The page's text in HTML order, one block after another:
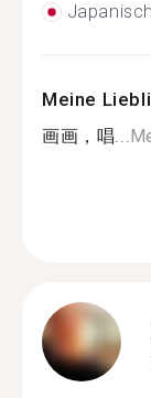
Japanisch
Meine
画画，唱...